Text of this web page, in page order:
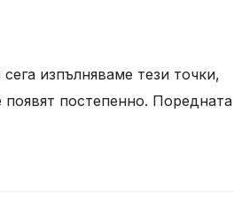
изпълняваме тези точки,
постепенно. Поредната